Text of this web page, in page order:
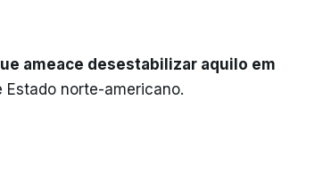
ameace desestabilizar aquilo em
norte-americano.